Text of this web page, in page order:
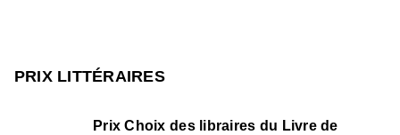
PRIX LITTÉRAIRES
Prix Choix des libraires du Livre de